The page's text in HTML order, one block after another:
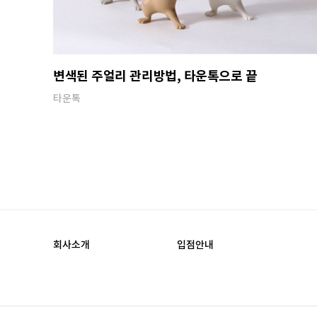
변색된 주얼리 관리방법, 타운톡으로 끝
타운톡
회사소개 입점안내